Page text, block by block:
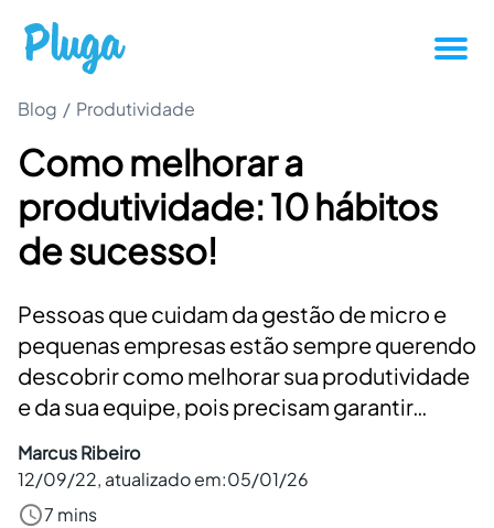
Produtividade
Novidades da Pluga
Casos de sucesso
Outros
Blog / Produtividade
Como melhorar a
produtividade: 10 hábitos
de sucesso!
Pessoas que cuidam da gestão de micro e
pequenas empresas estão sempre querendo
descobrir como melhorar sua produtividade
e da sua equipe, pois precisam garantir…
Marcus Ribeiro
12/09/22, atualizado em:05/01/26
7 mins